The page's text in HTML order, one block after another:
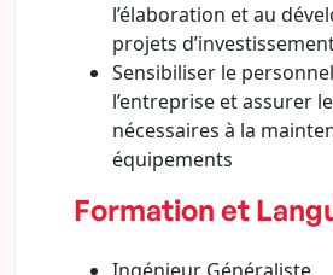
l’élaboration et au
projets
Sensibiliser le
l’entreprise et assurer
nécessaires à la
équipements
Formation et